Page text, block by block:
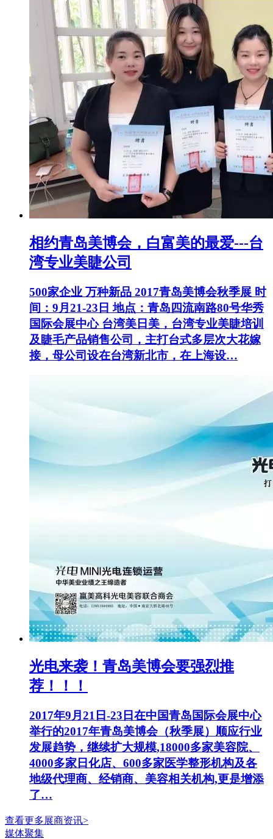
相约青岛美博会，白富美的最爱---台
湾专业美睫公司
500家企业 万种新品 2017青岛美博会秋季展 时
间：9月21-23日 地点：青岛四流南路80号华秀
国际会展中心 台湾美日美，台湾专业美睫培训
及睫毛产品销售公司，主打台式多层次大花嫁
接，母公司设在台湾新北市，在上海设…
光电来袭！青岛美博会要强烈推
荐！！！
2017年9月21日-23日在中国青岛国际会展中心
举行的2017年青岛美博会（秋季展）顺应行业
发展趋势，继续扩大规模,18000多家美容院、
4000多家日化店、600多家医学整形机构及各
地级代理商、经销商、美容相关机构,更是增添
了…
查看更多展商资讯>
媒体聚集